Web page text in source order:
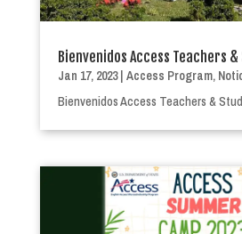
Bienvenidos Access Teachers
Jan 17, 2023| Access Program,
Bienvenidos Access Teachers &